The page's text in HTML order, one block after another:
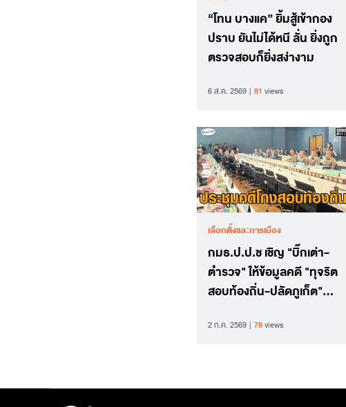
“โทน บางแค” ยิ้มสู้เข้ากอง
ปราบ ยันไม่ได้หนี ลั่น ยิ่งถูก
ตรวจสอบก็ยิ่งสง่างาม
6 ส.ค. 2569 81 views
เลือกตั้งและการเมือง
กมธ.ป.ป.ช เชิญ "บิ๊กเต่า-
ตำรวจ" ให้ข้อมูลคดี "ทุจริต
สอบท้องถิ่น-ปลัดภูเก็ต"
ใหญ่
2 ก.ค. 2569 78views